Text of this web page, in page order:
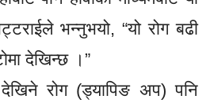
भन्नुभयो, “यो रोग बढी
देखिन्छ ।”
रोग (ड्यापिङ अप) पनि